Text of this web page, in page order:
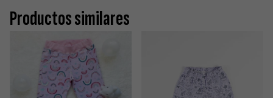
Productos similares